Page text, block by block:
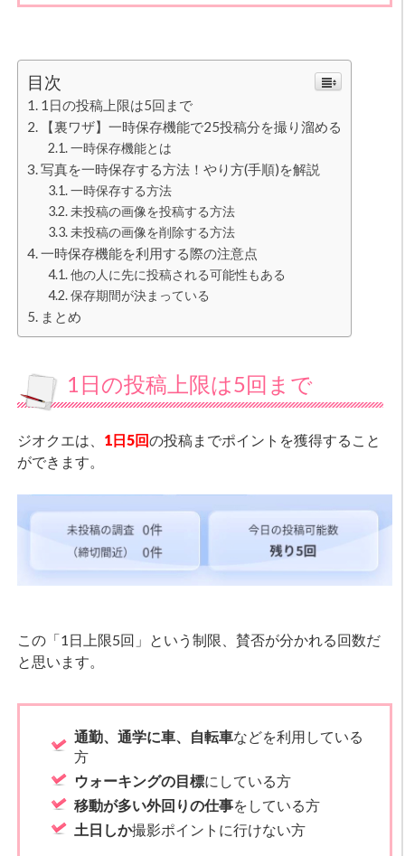
目次
1日の投稿上限は5回まで
【裏ワザ】一時保存機能で25投稿分を撮り溜める
一時保存機能とは
写真を一時保存する方法！やり方(手順)を解説
一時保存する方法
未投稿の画像を投稿する方法
未投稿の画像を削除する方法
一時保存機能を利用する際の注意点
他の人に先に投稿される可能性もある
保存期間が決まっている
まとめ
1日の投稿上限は5回まで
ジオクエは、 1日5回の投稿までポイントを獲得すること
ができます。
この「1日上限5回」という制限、賛否が分かれる回数だ
と思います。
通勤、通学に車、自転車などを利用している
方
ウォーキングの目標にしている方
移動が多い外回りの仕事をしている方
土日しか撮影ポイントに行けない方